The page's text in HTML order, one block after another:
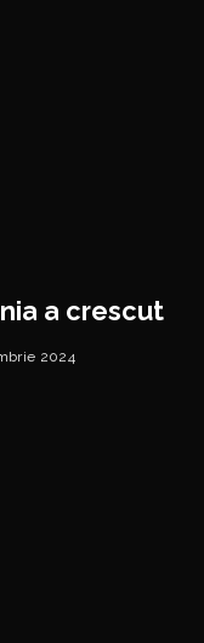
a crescut
2024